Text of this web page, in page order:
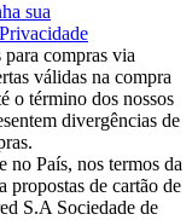
sua
compras via
válidas na compra
o término dos nossos
divergências de
no País, nos termos da
propostas de cartão de
S.A Sociedade de